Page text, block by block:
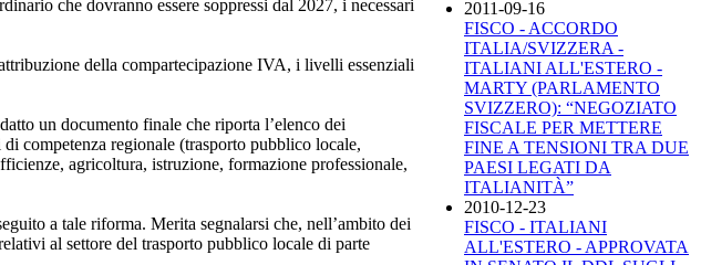
che dovranno essere soppressi dal 2027, i necessari
della compartecipazione IVA, i livelli essenziali
un documento finale che riporta l’elenco dei
competenza regionale (trasporto pubblico locale,
agricoltura, istruzione, formazione professionale,
a tale riforma. Merita segnalarsi che, nell’ambito dei
al settore del trasporto pubblico locale di parte
2011-09-16
FISCO - ACCORDO
ITALIA/SVIZZERA -
ITALIANI ALL'ESTERO -
MARTY (PARLAMENTO
SVIZZERO): “NEGOZIATO
FISCALE PER METTERE
FINE A TENSIONI TRA DUE
PAESI LEGATI DA
ITALIANITÀ”
2010-12-23
FISCO - ITALIANI
ALL'ESTERO - APPROVATA